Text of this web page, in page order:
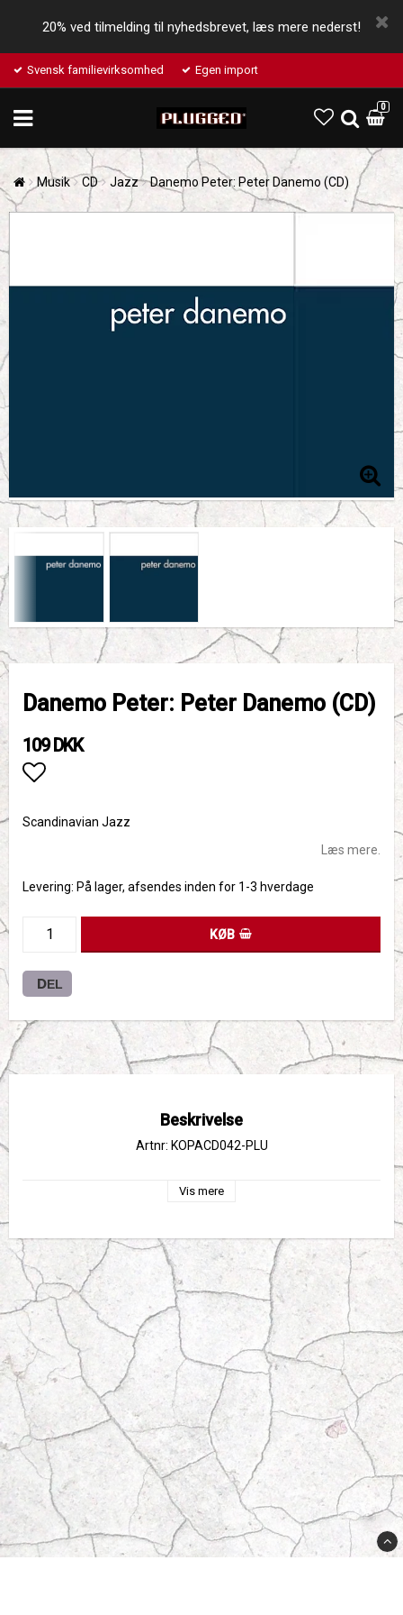
20% ved tilmelding til nyhedsbrevet, læs mere nederst!
Svensk familievirksomhed Egen import
0
Musik CD Jazz Danemo Peter: Peter Danemo (CD)
Danemo Peter: Peter Danemo (CD)
109 DKK
Scandinavian Jazz
Læs mere.
Levering: På lager, afsendes inden for 1-3 hverdage
KØB
DEL
Beskrivelse
Artnr: KOPACD042-PLU
Vis mere